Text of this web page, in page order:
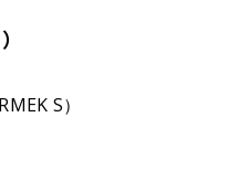
S）